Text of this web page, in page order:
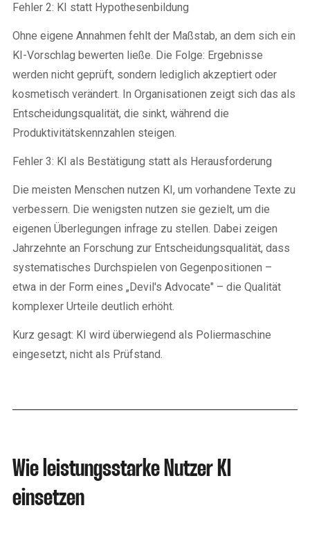
Fehler 2: KI statt Hypothesenbildung
Ohne eigene Annahmen fehlt der Maßstab, an dem sich ein
KI-Vorschlag bewerten ließe. Die Folge: Ergebnisse
werden nicht geprüft, sondern lediglich akzeptiert oder
kosmetisch verändert. In Organisationen zeigt sich das als
Entscheidungsqualität, die sinkt, während die
Produktivitätskennzahlen steigen.
Fehler 3: KI als Bestätigung statt als Herausforderung
Die meisten Menschen nutzen KI, um vorhandene Texte zu
verbessern. Die wenigsten nutzen sie gezielt, um die
eigenen Überlegungen infrage zu stellen. Dabei zeigen
Jahrzehnte an Forschung zur Entscheidungsqualität, dass
systematisches Durchspielen von Gegenpositionen –
etwa in der Form eines „Devil's Advocate" – die Qualität
komplexer Urteile deutlich erhöht.
Kurz gesagt: KI wird überwiegend als Poliermaschine
eingesetzt, nicht als Prüfstand.
Wie leistungsstarke Nutzer KI
einsetzen